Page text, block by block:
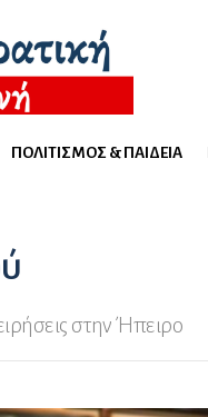
ΠΟΛΙΤΙΣΜΌΣ & ΠΑΙΔΕΊΑ
στην Ήπειρο